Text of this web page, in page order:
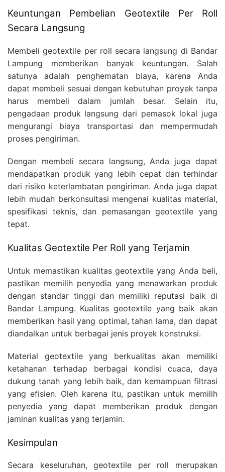
Keuntungan Pembelian Geotextile Per Roll
Secara Langsung
Membeli geotextile per roll secara langsung di Bandar
Lampung memberikan banyak keuntungan. Salah
satunya adalah penghematan biaya, karena Anda
dapat membeli sesuai dengan kebutuhan proyek tanpa
harus membeli dalam jumlah besar. Selain itu,
pengadaan produk langsung dari pemasok lokal juga
mengurangi biaya transportasi dan mempermudah
proses pengiriman.
Dengan membeli secara langsung, Anda juga dapat
mendapatkan produk yang lebih cepat dan terhindar
dari risiko keterlambatan pengiriman. Anda juga dapat
lebih mudah berkonsultasi mengenai kualitas material,
spesifikasi teknis, dan pemasangan geotextile yang
tepat.
Kualitas Geotextile Per Roll yang Terjamin
Untuk memastikan kualitas geotextile yang Anda beli,
pastikan memilih penyedia yang menawarkan produk
dengan standar tinggi dan memiliki reputasi baik di
Bandar Lampung. Kualitas geotextile yang baik akan
memberikan hasil yang optimal, tahan lama, dan dapat
diandalkan untuk berbagai jenis proyek konstruksi.
Material geotextile yang berkualitas akan memiliki
ketahanan terhadap berbagai kondisi cuaca, daya
dukung tanah yang lebih baik, dan kemampuan filtrasi
yang efisien. Oleh karena itu, pastikan untuk memilih
penyedia yang dapat memberikan produk dengan
jaminan kualitas yang terjamin.
Kesimpulan
Secara keseluruhan, geotextile per roll merupakan